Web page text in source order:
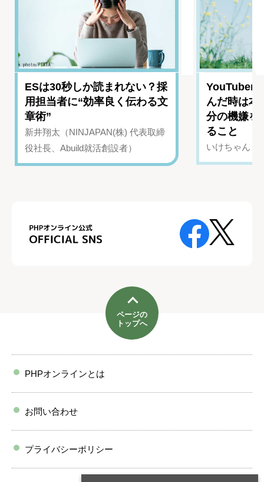
ESは30秒しか読まれない？採
用担当者に“効率良く伝わる文
章術”
新井翔太（NINJAPAN(株) 代表取締
役社長、Abuild就活創設者）
YouTuber
んだ時は
分の機嫌を
ること
いけちゃん（
ページの
トップへ
PHPオンラインとは
お問い合わせ
プライバシーポリシー